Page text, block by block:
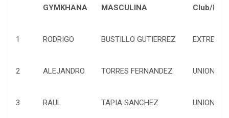
GYMKHANA MASCULINA Club/
1 RODRIGO BUSTILLO GUTIERREZ EXTREME
2 ALEJANDRO TORRES FERNANDEZ UNION
3 RAUL TAPIA SANCHEZ UNION